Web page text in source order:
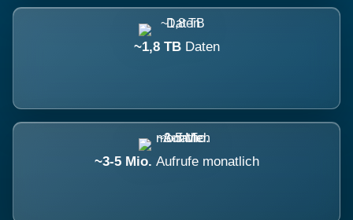
~1,8 TB Daten
~3-5 Mio. Aufrufe monatlich